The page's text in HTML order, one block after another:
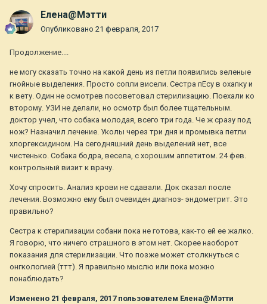
Елена@Мэтти
Опубликовано 21 февраля, 2017
Продолжение....
не могу сказать точно на какой день из петли появились зеленые
гнойные выделения. Просто сопли висели. Сестра пЕсу в охапку и
к вету. Один не осмотрев посоветовал стерилизацию. Поехали ко
второму. УЗИ не делали, но осмотр был более тщательным.
доктор учел, что собака молодая, всего три года. Че ж сразу под
нож? Назначил лечение. Уколы через три дня и промывка петли
хлоргексидином. На сегодняшний день выделений нет, все
чистенько. Собака бодра, весела, с хорошим аппетитом. 24 фев.
контрольный визит к врачу.
Хочу спросить. Анализ крови не сдавали. Док сказал после
лечения. Возможно ему был очевиден диагноз- эндометрит. Это
правильно?
Сестра к стерилизации собани пока не готова, как-то ей ее жалко.
Я говорю, что ничего страшного в этом нет. Скорее наоборот
показания для стерилизации. Что позже может столкнуться с
онгкологией (ттт). Я правильно мыслю или пока можно
понаблюдать?
Изменено 21 февраля, 2017пользователем Елена@Мэтти